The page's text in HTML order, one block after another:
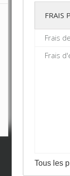
FRAIS
Frais
Frais
Tous les